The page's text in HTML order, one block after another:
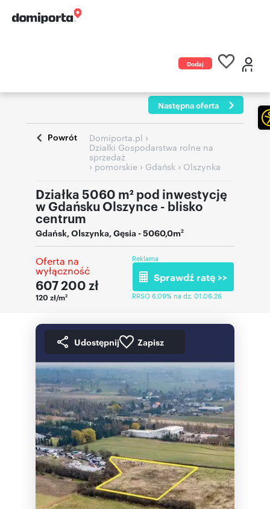
Dodaj
Następna oferta
Powrót Domiporta.pl ›
Działki Gospodarstwa rolne na
sprzedaż
›pomorskie › Gdańsk › Olszynka
Działka 5060 m² pod inwestycję
w Gdańsku Olszynce - blisko
centrum
Gdańsk,Olszynka,Gęsia- 5060,0m2
Oferta na
wyłączność
607 200 zł
120 zł/m2
Reklama
Sprawdź ratę >>
RRSO 6,09% na dz. 01.06.26
Udostępnij Zapisz